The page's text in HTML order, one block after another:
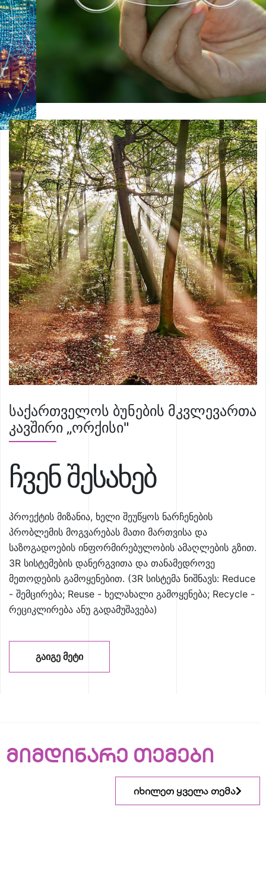
საქართველოს ბუნების მკვლევართა
კავშირი „ორქისი"
ჩვენ შესახებ
პროექტის მიზანია, ხელი შეუწყოს ნარჩენების
პრობლემის მოგვარებას მათი მართვისა და
საზოგადოების ინფორმირებულობის ამაღლების გზით.
3R სისტემების დანერგვითა და თანამედროვე
მეთოდების გამოყენებით. (3R სისტემა ნიშნავს: Reduce
- შემცირება; Reuse - ხელახალი გამოყენება; Recycle -
რეციკლირება ანუ გადამუშავება)
ᲒᲐᲘᲒᲔ ᲛᲔᲢᲘ
მიმდინარე თემები
იხილეთ ყველა თემა